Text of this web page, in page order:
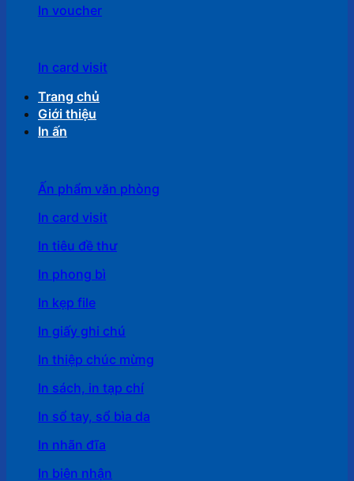
In voucher
In card visit
Trang chủ
Giới thiệu
In ấn
Ấn phẩm văn phòng
In card visit
In tiêu đề thư
In phong bì
In kẹp file
In giấy ghi chú
In thiệp chúc mừng
In sách, in tạp chí
In sổ tay, sổ bìa da
In nhãn đĩa
In biên nhận